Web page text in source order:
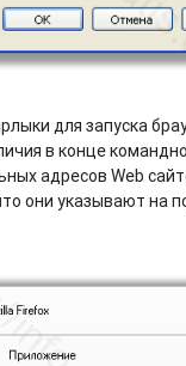
для запуска
в конце
адресов Web
они указывают на